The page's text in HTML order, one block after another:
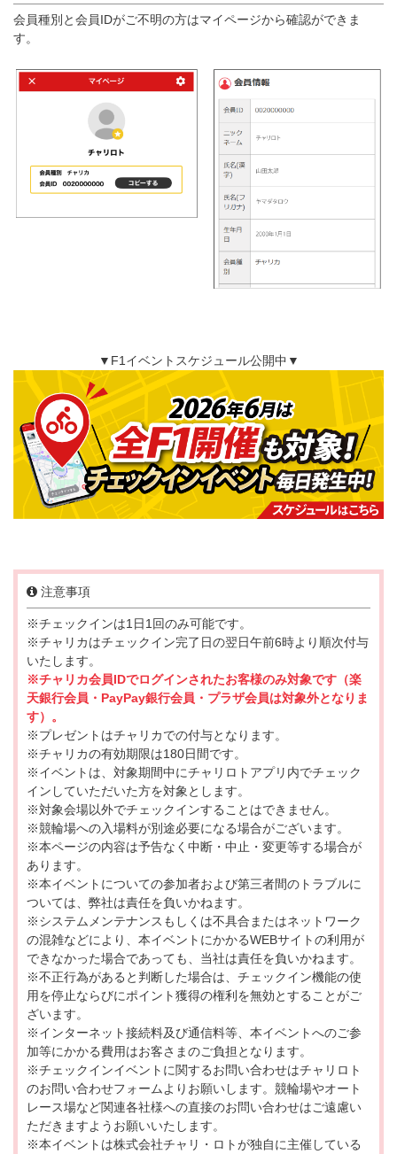
会員種別と会員IDがご不明の方はマイページから確認ができま
す。
▼F1イベントスケジュール公開中▼
注意事項
※チェックインは1日1回のみ可能です。
※チャリカはチェックイン完了日の翌日午前6時より順次付与
いたします。
※チャリカ会員IDでログインされたお客様のみ対象です（楽
天銀行会員・PayPay銀行会員・プラザ会員は対象外となりま
す）。
※プレゼントはチャリカでの付与となります。
※チャリカの有効期限は180日間です。
※イベントは、対象期間中にチャリロトアプリ内でチェック
インしていただいた方を対象とします。
※対象会場以外でチェックインすることはできません。
※競輪場への入場料が別途必要になる場合がございます。
※本ページの内容は予告なく中断・中止・変更等する場合が
あります。
※本イベントについての参加者および第三者間のトラブルに
ついては、弊社は責任を負いかねます。
※システムメンテナンスもしくは不具合またはネットワーク
の混雑などにより、本イベントにかかるWEBサイトの利用が
できなかった場合であっても、当社は責任を負いかねます。
※不正行為があると判断した場合は、チェックイン機能の使
用を停止ならびにポイント獲得の権利を無効とすることがご
ざいます。
※インターネット接続料及び通信料等、本イベントへのご参
加等にかかる費用はお客さまのご負担となります。
※チェックインイベントに関するお問い合わせはチャリロト
のお問い合わせフォームよりお願いします。競輪場やオート
レース場など関連各社様への直接のお問い合わせはご遠慮い
ただきますようお願いいたします。
※本イベントは株式会社チャリ・ロトが独自に主催している